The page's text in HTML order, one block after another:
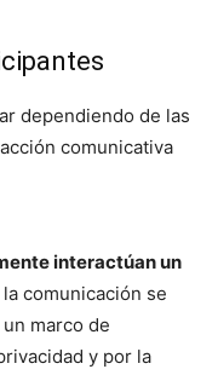
dependiendo de las
comunicativa
interactúan un
comunicación se
marco de
y por la